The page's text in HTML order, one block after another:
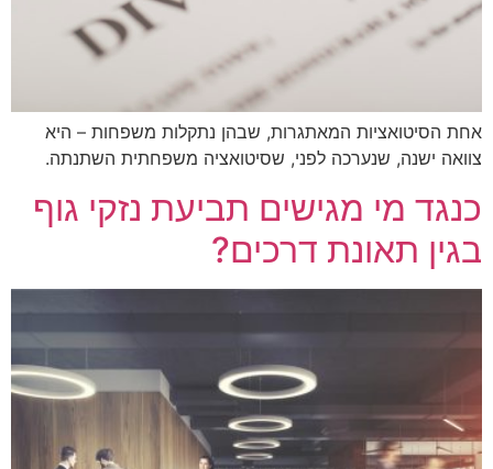
אחת הסיטואציות המאתגרות, שבהן נתקלות משפחות – היא
צוואה ישנה, שנערכה לפני, שסיטואציה משפחתית השתנתה.
כנגד מי מגישים תביעת נזקי גוף
בגין תאונת דרכים?